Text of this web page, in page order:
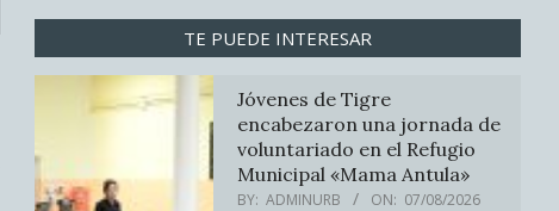
TE PUEDE INTERESAR
Jóvenes de Tigre
encabezaron una jornada de
voluntariado en el Refugio
Municipal «Mama Antula»
BY: ADMINURB ON: 07/08/2026